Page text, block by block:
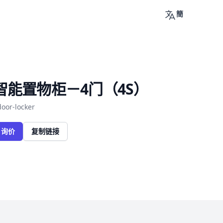
簡
能置物柜－4门（4S）
locker
询价 复制链接